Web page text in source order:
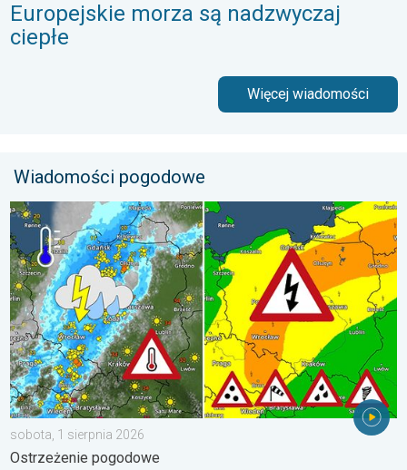
Europejskie morza są nadzwyczaj
ciepłe
Więcej wiadomości
Wiadomości pogodowe
Ulewy, wichury, grad, trąba powietrzna. Ostrzeżenie
sobota, 1 sierpnia 2026
Ostrzeżenie pogodowe